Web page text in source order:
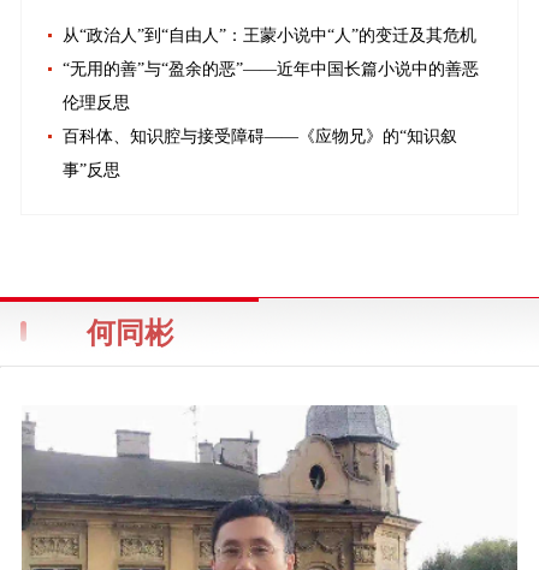
从“政治人”到“自由人”：王蒙小说中“人”的变迁及其危机
“无用的善”与“盈余的恶”——近年中国长篇小说中的善恶
伦理反思
百科体、知识腔与接受障碍——《应物兄》的“知识叙
事”反思
何同彬